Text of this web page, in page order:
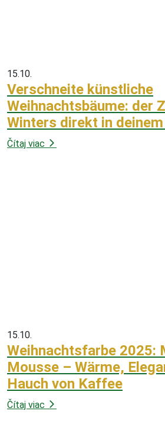
15.10.
Verschneite künstliche
Weihnachtsbäume: der
Winters direkt in
Čítaj viac
15.10.
Weihnachtsfarbe 2025:
Mousse – Wärme,
Hauch von Kaffee
Čítaj viac